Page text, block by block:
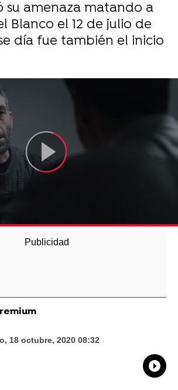
su amenaza matando a
Blanco el 12 de julio de
día fue también el inicio
18 octubre, 2020 08:32